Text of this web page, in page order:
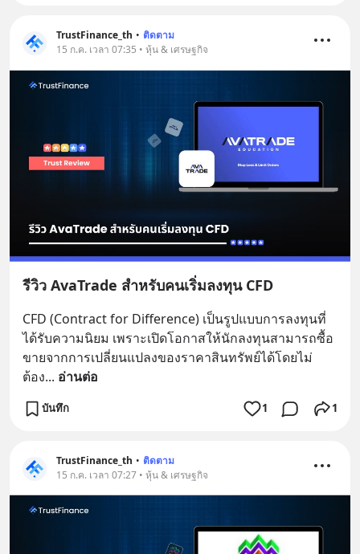
TrustFinance_th • ติดตาม
15 ก.ค. เวลา 07:35 • หุ้น & เศรษฐกิจ
รีวิว AvaTrade สำหรับคนเริ่มลงทุน CFD
CFD (Contract for Difference) เป็นรูปแบบการลงทุนที่
ได้รับความนิยม เพราะเปิดโอกาสให้นักลงทุนสามารถซื้อ
ขายจากการเปลี่ยนแปลงของราคาสินทรัพย์ได้โดยไม่
ต้อง... อ่านต่อ
บันทึก 1 1
TrustFinance_th • ติดตาม
15 ก.ค. เวลา 07:27 • หุ้น & เศรษฐกิจ